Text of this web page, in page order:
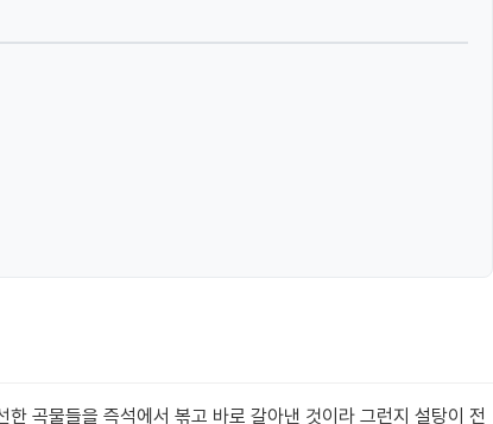
곡물들을 즉석에서 볶고 바로 갈아낸 것이라 그런지 설탕이 전